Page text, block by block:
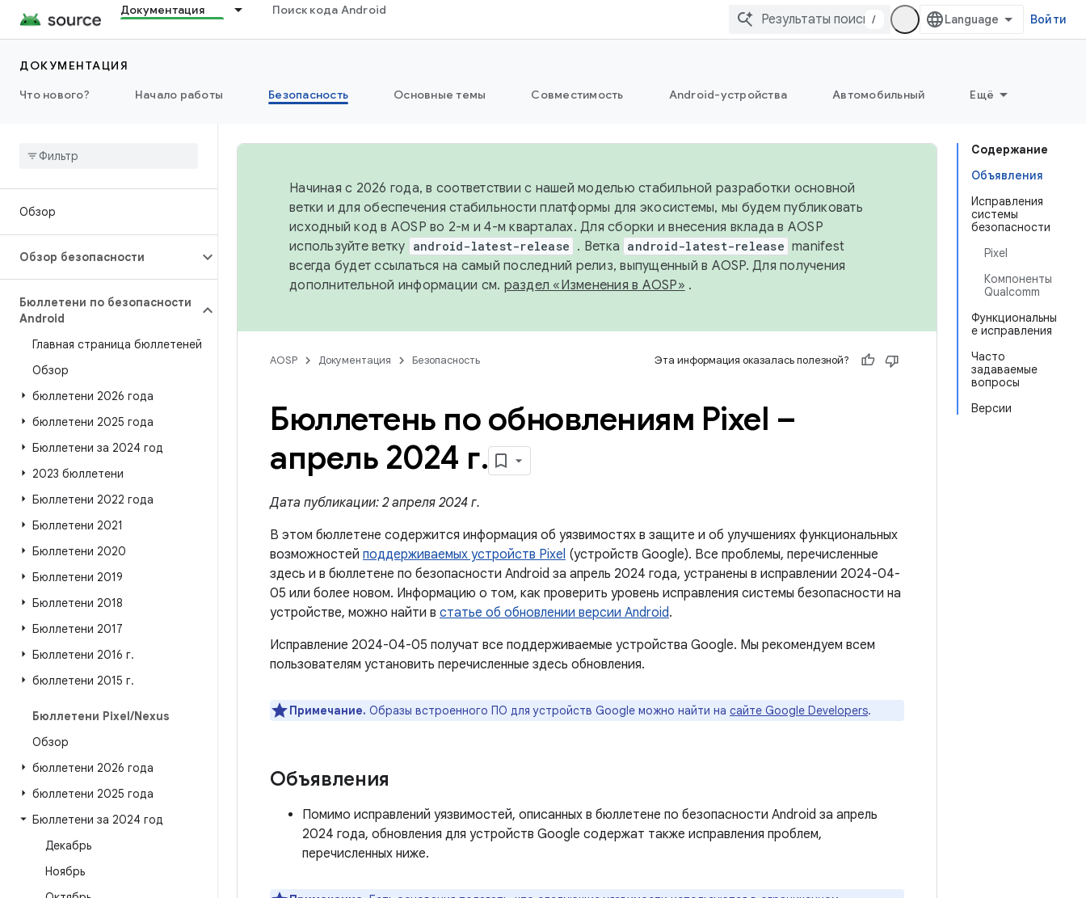
Документация Поиск кода Android
/ Войти
ДОКУМЕНТАЦИЯ
Что нового?
Начало работы Безопасность Основные темы Совместимость Android-устройства Автомобильный Ещё
Обзор
Обзор безопасности
Бюллетени по безопасности
Android
Главная страница бюллетеней
Обзор
бюллетени 2026 года
бюллетени 2025 года
Бюллетени за 2024 год
2023 бюллетени
Бюллетени 2022 года
Бюллетени 2021
Бюллетени 2020
Бюллетени 2019
Бюллетени 2018
Бюллетени 2017
Бюллетени 2016 г.
бюллетени 2015 г.
Бюллетени Pixel/Nexus
Обзор
бюллетени 2026 года
бюллетени 2025 года
Бюллетени за 2024 год
Декабрь
Ноябрь
Содержание
Объявления
Исправления
системы
безопасности
Pixel
Компоненты
Qualcomm
Функциональны
е исправления
Часто
задаваемые
вопросы
Версии
Начиная с 2026 года, в соответствии с нашей моделью стабильной разработки основной
ветки и для обеспечения стабильности платформы для экосистемы, мы будем публиковать
исходный код в AOSP во 2-м и 4-м кварталах. Для сборки и внесения вклада в AOSP
используйте ветку android-latest-release . Ветка android-latest-release manifest
всегда будет ссылаться на самый последний релиз, выпущенный в AOSP. Для получения
дополнительной информации см. раздел «Изменения в AOSP» .
AOSP Документация Безопасность Эта информация оказалась полезной?
Бюллетень по обновлениям Pixel –
апрель 2024 г.
Дата публикации: 2 апреля 2024 г.
В этом бюллетене содержится информация об уязвимостях в защите и об улучшениях функциональных
возможностей поддерживаемых устройств Pixel (устройств Google). Все проблемы, перечисленные
здесь и в бюллетене по безопасности Android за апрель 2024 года, устранены в исправлении 2024-04-
05 или более новом. Информацию о том, как проверить уровень исправления системы безопасности на
устройстве, можно найти в статье об обновлении версии Android.
Исправление 2024-04-05 получат все поддерживаемые устройства Google. Мы рекомендуем всем
пользователям установить перечисленные здесь обновления.
Примечание. Образы встроенного ПО для устройств Google можно найти на сайте Google Developers.
Объявления
Помимо исправлений уязвимостей, описанных в бюллетене по безопасности Android за апрель
2024 года, обновления для устройств Google содержат также исправления проблем,
перечисленных ниже.